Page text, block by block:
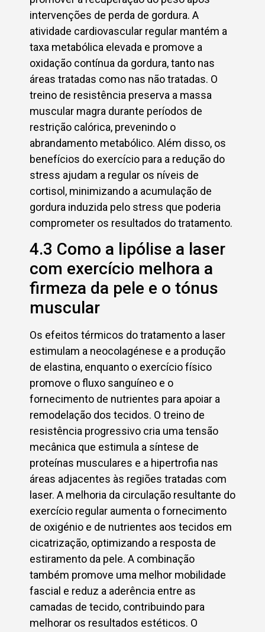
intervenções de perda de gordura. A
atividade cardiovascular regular mantém a
taxa metabólica elevada e promove a
oxidação contínua da gordura, tanto nas
áreas tratadas como nas não tratadas. O
treino de resistência preserva a massa
muscular magra durante períodos de
restrição calórica, prevenindo o
abrandamento metabólico. Além disso, os
benefícios do exercício para a redução do
stress ajudam a regular os níveis de
cortisol, minimizando a acumulação de
gordura induzida pelo stress que poderia
comprometer os resultados do tratamento.
4.3 Como a lipólise a laser
com exercício melhora a
firmeza da pele e o tónus
muscular
Os efeitos térmicos do tratamento a laser
estimulam a neocolagénese e a produção
de elastina, enquanto o exercício físico
promove o fluxo sanguíneo e o
fornecimento de nutrientes para apoiar a
remodelação dos tecidos. O treino de
resistência progressivo cria uma tensão
mecânica que estimula a síntese de
proteínas musculares e a hipertrofia nas
áreas adjacentes às regiões tratadas com
laser. A melhoria da circulação resultante do
exercício regular aumenta o fornecimento
de oxigénio e de nutrientes aos tecidos em
cicatrização, optimizando a resposta de
estiramento da pele. A combinação
também promove uma melhor mobilidade
fascial e reduz a aderência entre as
camadas de tecido, contribuindo para
melhorar os resultados estéticos. O